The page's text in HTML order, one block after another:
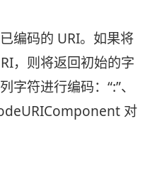
编码的 URI。如果将
，则将返回初始的字
符进行编码：“:”、
对